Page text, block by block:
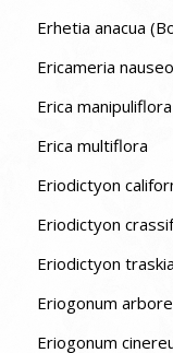
Erhetia anacua
Ericameria
Erica
Erica multiflora
Eriodictyon
Eriodictyon
Eriodictyon
Eriogonum
Eriogonum